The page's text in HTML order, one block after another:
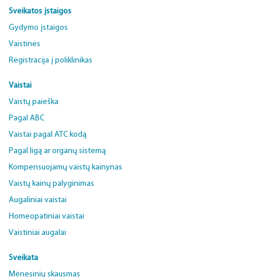
Sveikatos įstaigos
Gydymo įstaigos
Vaistinės
Registracija į poliklinikas
Vaistai
Vaistų paieška
Pagal ABC
Vaistai pagal ATC kodą
Pagal ligą ar organų sistemą
Kompensuojamų vaistų kainynas
Vaistų kainų palyginimas
Augaliniai vaistai
Homeopatiniai vaistai
Vaistiniai augalai
Sveikata
Mėnesinių skausmas